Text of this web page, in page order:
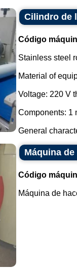
Cilindro de
Código
Stainless steel
Material of
Voltage: 220 V
Components: 1
General
Máquina
Código
Máquina de